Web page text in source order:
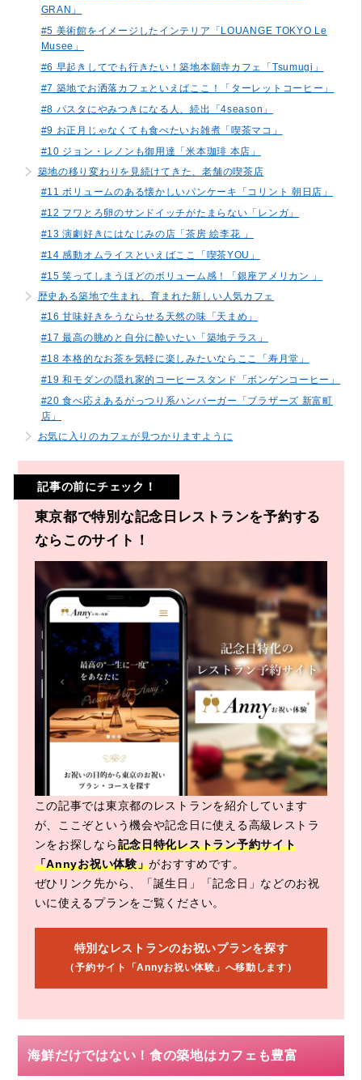
GRAN」
#5 美術館をイメージしたインテリア「LOUANGE TOKYO Le
Musee」
#6 早起きしてでも行きたい！築地本願寺カフェ「Tsumugi」
#7 築地でお洒落カフェといえばここ！「ターレットコーヒー」
#8 パスタにやみつきになる人、続出「4season」
#9 お正月じゃなくても食べたいお雑煮「喫茶マコ」
#10 ジョン・レノンも御用達「米本珈琲 本店」
築地の移り変わりを見続けてきた、老舗の喫茶店
#11 ボリュームのある懐かしいパンケーキ「コリント 朝日店」
#12 フワとろ卵のサンドイッチがたまらない「レンガ」
#13 演劇好きにはなじみの店「茶房 絵李花 」
#14 感動オムライスといえばここ「喫茶YOU」
#15 笑ってしまうほどのボリューム感！「銀座アメリカン 」
歴史ある築地で生まれ、育まれた新しい人気カフェ
#16 甘味好きをうならせる天然の味「天まめ」
#17 最高の眺めと自分に酔いたい「築地テラス」
#18 本格的なお茶を気軽に楽しみたいならここ「寿月堂」
#19 和モダンの隠れ家的コーヒースタンド「ボンゲンコーヒー」
#20 食べ応えあるがっつり系ハンバーガー「ブラザーズ 新富町
店」
お気に入りのカフェが見つかりますように
記事の前にチェック！
東京都で特別な記念日レストランを予約する
ならこのサイト！
この記事では東京都のレストランを紹介しています
が、ここぞという機会や記念日に使える高級レストラ
ンをお探しなら記念日特化レストラン予約サイト
「Annyお祝い体験」がおすすめです。
ぜひリンク先から、「誕生日」「記念日」などのお祝
いに使えるプランをご覧ください。
特別なレストランのお祝いプランを探す
（予約サイト「Annyお祝い体験」へ移動します）
海鮮だけではない！食の築地はカフェも豊富